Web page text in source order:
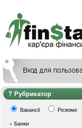
Рубрикатор
Вакансії Резюме
Банки